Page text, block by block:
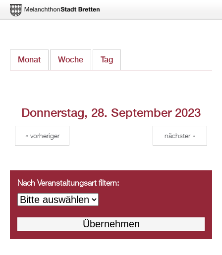
zum
Monat Woche Tag
Donnerstag, 28. September 2023
« vorheriger nächster »
Nach Veranstaltungsart filtern: